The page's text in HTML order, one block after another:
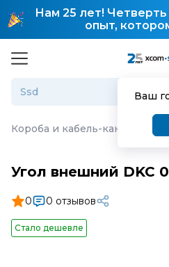
Нам 25 лет!
опыт,
Ваш
Короба и кабель-каналы
Угол внешний DKC
0 0 отзывов
Стало дешевле